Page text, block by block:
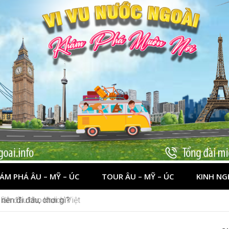
PHÁ ÂU – MỸ – ÚC TOUR ÂU – MỸ – ÚC KINH
đi đâu, chơi gì?